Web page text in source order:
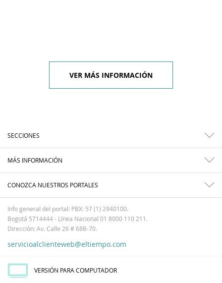
VER MÁS INFORMACIÓN
SECCIONES
MÁS INFORMACIÓN
CONOZCA NUESTROS PORTALES
Info general del portal: PBX: 57 (1) 2940100.
Bogotá 5714444 - Línea Nacional 01 8000 110 211.
Dirección: Av. Calle 26 # 68B-70.
servicioalclienteweb@eltiempo.com
VERSIÓN PARA COMPUTADOR